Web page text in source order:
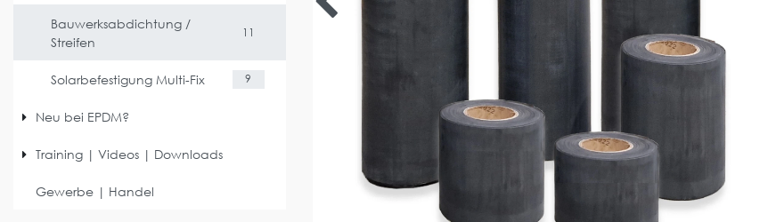
Bauwerksabdichtung /
Streifen
11
Solarbefestigung Multi-Fix 9
Neu bei EPDM?
Training | Videos | Downloads
Gewerbe | Handel